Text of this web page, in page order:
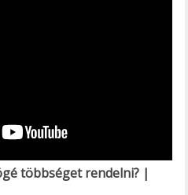
többséget rendelni? |